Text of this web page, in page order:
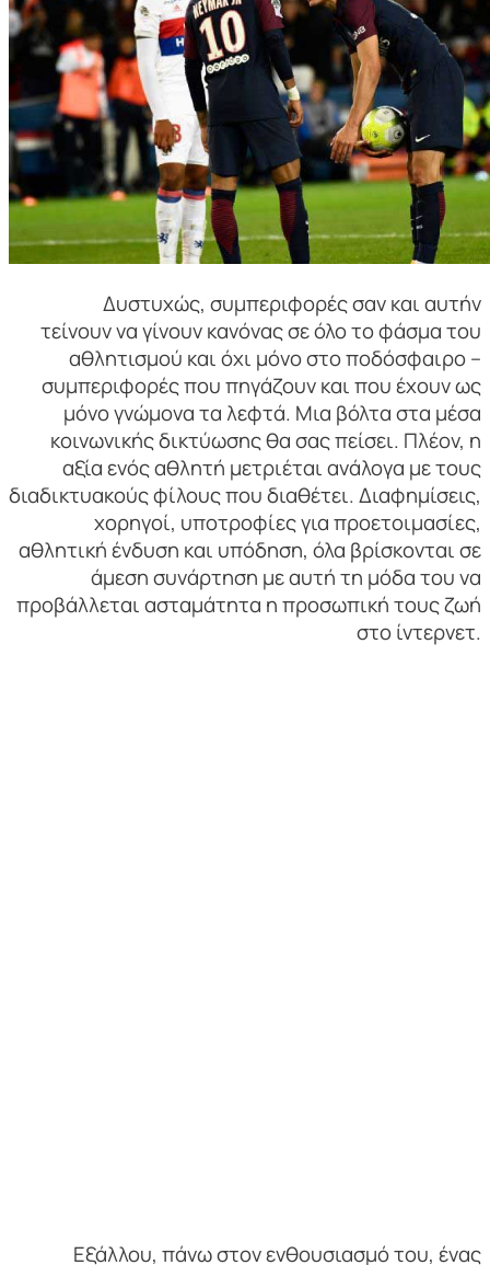
Δυστυχώς, συμπεριφορές σαν και αυτήν
τείνουν να γίνουν κανόνας σε όλο το φάσμα του
αθλητισμού και όχι μόνο στο ποδόσφαιρο –
συμπεριφορές που πηγάζουν και που έχουν ως
μόνο γνώμονα τα λεφτά. Μια βόλτα στα μέσα
κοινωνικής δικτύωσης θα σας πείσει. Πλέον, η
αξία ενός αθλητή μετριέται ανάλογα με τους
διαδικτυακούς φίλους που διαθέτει. Διαφημίσεις,
χορηγοί, υποτροφίες για προετοιμασίες,
αθλητική ένδυση και υπόδηση, όλα βρίσκονται σε
άμεση συνάρτηση με αυτή τη μόδα του να
προβάλλεται ασταμάτητα η προσωπική τους ζωή
στο ίντερνετ.
Εξάλλου, πάνω στον ενθουσιασμό του, ένας